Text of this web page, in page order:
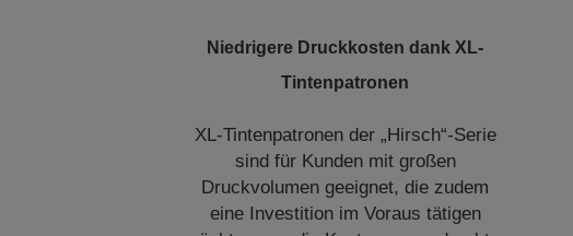
Niedrigere Druckkosten dank XL-
Tintenpatronen
XL-Tintenpatronen der „Hirsch“-Serie
sind für Kunden mit großen
Druckvolumen geeignet, die zudem
eine Investition im Voraus tätigen